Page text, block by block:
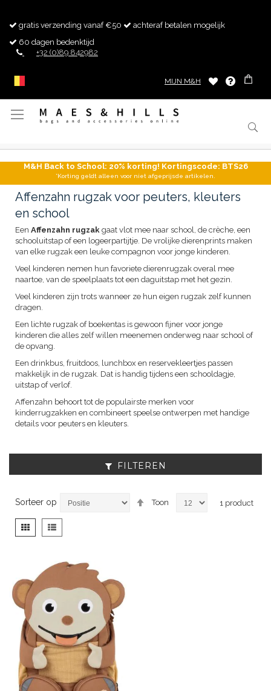
gratis verzending vanaf €50
achteraf betalen mogelijk
60 dagen bedenktijd
+32 (0)89 842982
MIJN M&H
Toggle
M&H Back to School: 20% korting! Kortingscode: BTS26
*Korting geldt alleen voor niet afgeprijsde artikelen.
Affenzahn rugzak voor peuters, kleuters
en school
Een Affenzahn rugzak gaat vlot mee naar school, de crèche, een
schooluitstap of een logeerpartijtje. De vrolijke dierenprints maken
van elke rugzak een leuke compagnon voor jonge kinderen.
Veel kinderen nemen hun favoriete dierenrugzak overal mee
naartoe, van de speelplaats tot een daguitstap met het gezin.
Veel kinderen zijn trots wanneer ze hun eigen rugzak zelf kunnen
dragen.
Een lichte rugzak of boekentas is gewoon fijner voor jonge
kinderen die alles zelf willen meenemen onderweg naar school of
de opvang.
Een drinkbus, fruitdoos, lunchbox en reservekleertjes passen
makkelijk in de rugzak. Dat is handig tijdens een schooldagje,
uitstap of verlof.
Affenzahn behoort tot de populairste merken voor
kinderrugzakken en combineert speelse ontwerpen met handige
details voor peuters en kleuters.
FILTEREN
Sorteer op
Van
Toon 1product
Tonen
als
Foto-
tabel
Lijst